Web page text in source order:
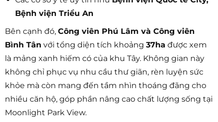
Bệnh viện Triều An
Bên cạnh đó, Công viên Phú Lâm và Công viên
Bình Tân với tổng diện tích khoảng 37ha được xem
là mảng xanh hiếm có của khu Tây. Không gian này
không chỉ phục vụ nhu cầu thư giãn, rèn luyện sức
khỏe mà còn mang đến tầm nhìn thoáng đãng cho
nhiều căn hộ, góp phần nâng cao chất lượng sống tại
Moonlight Park View.